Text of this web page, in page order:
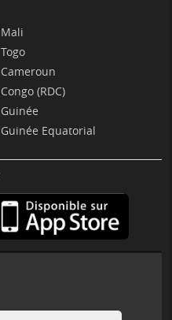
Mali
Togo
Cameroun
Congo (RDC)
Guinée
Guinée Equatorial